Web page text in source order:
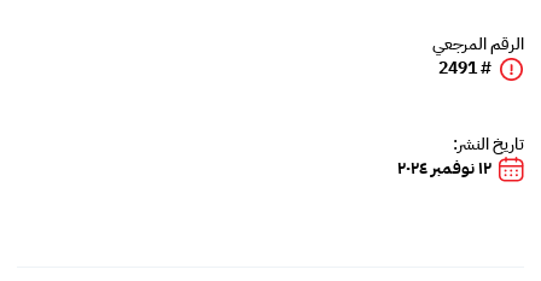
الرقم المرجعي
# 2491
تاريخ النشر:
١٢ نوفمبر ٢٠٢٤